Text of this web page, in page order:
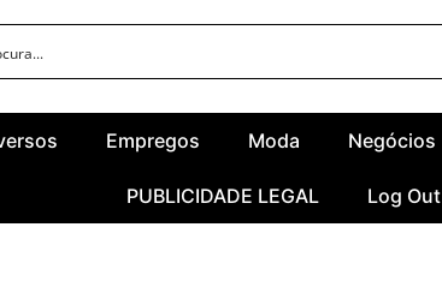
Empregos Moda Negócios
PUBLICIDADE LEGAL Log Out